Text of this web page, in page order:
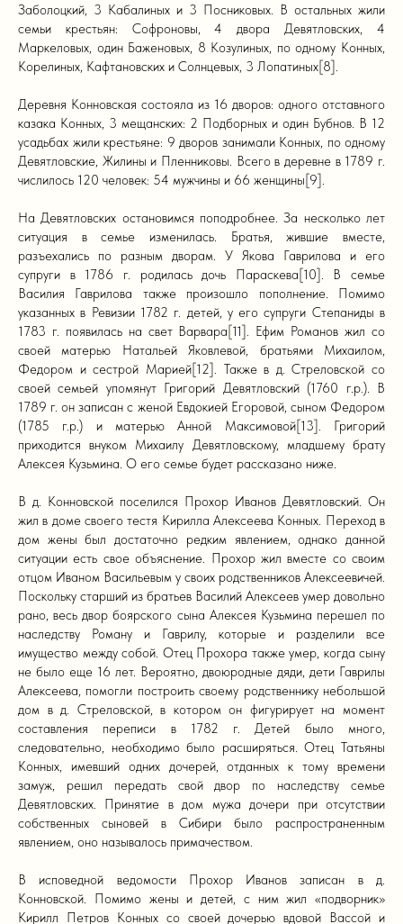
Заболоцкий, 3 Кабалиных и 3 Посниковых. В остальных жили
семьи крестьян: Софроновы, 4 двора Девятловских, 4
Маркеловых, один Баженовых, 8 Козулиных, по одному Конных,
Корелиных, Кафтановских и Солнцевых, 3 Лопатиных[8].
Деревня Конновская состояла из 16 дворов: одного отставного
казака Конных, 3 мещанских: 2 Подборных и один Бубнов. В 12
усадьбах жили крестьяне: 9 дворов занимали Конных, по одному
Девятловские, Жилины и Пленниковы. Всего в деревне в 1789 г.
числилось 120 человек: 54 мужчины и 66 женщины[9].
На Девятловских остановимся поподробнее. За несколько лет
ситуация в семье изменилась. Братья, жившие вместе,
разъехались по разным дворам. У Якова Гаврилова и его
супруги в 1786 г. родилась дочь Параскева[10]. В семье
Василия Гаврилова также произошло пополнение. Помимо
указанных в Ревизии 1782 г. детей, у его супруги Степаниды в
1783 г. появилась на свет Варвара[11]. Ефим Романов жил со
своей матерью Натальей Яковлевой, братьями Михаилом,
Федором и сестрой Марией[12]. Также в д. Стреловской со
своей семьей упомянут Григорий Девятловский (1760 г.р.). В
1789 г. он записан с женой Евдокией Егоровой, сыном Федором
(1785 г.р.) и матерью Анной Максимовой[13]. Григорий
приходится внуком Михаилу Девятловскому, младшему брату
Алексея Кузьмина. О его семье будет рассказано ниже.
В д. Конновской поселился Прохор Иванов Девятловский. Он
жил в доме своего тестя Кирилла Алексеева Конных. Переход в
дом жены был достаточно редким явлением, однако данной
ситуации есть свое объяснение. Прохор жил вместе со своим
отцом Иваном Васильевым у своих родственников Алексеевичей.
Поскольку старший из братьев Василий Алексеев умер довольно
рано, весь двор боярского сына Алексея Кузьмина перешел по
наследству Роману и Гаврилу, которые и разделили все
имущество между собой. Отец Прохора также умер, когда сыну
не было еще 16 лет. Вероятно, двоюродные дяди, дети Гаврилы
Алексеева, помогли построить своему родственнику небольшой
дом в д. Стреловской, в котором он фигурирует на момент
составления переписи в 1782 г. Детей было много,
следовательно, необходимо было расширяться. Отец Татьяны
Конных, имевший одних дочерей, отданных к тому времени
замуж, решил передать свой двор по наследству семье
Девятловских. Принятие в дом мужа дочери при отсутствии
собственных сыновей в Сибири было распространенным
явлением, оно называлось примачеством.
В исповедной ведомости Прохор Иванов записан в д.
Конновской. Помимо жены и детей, с ним жил «подворник»
Кирилл Петров Конных со своей дочерью вдовой Вассой и